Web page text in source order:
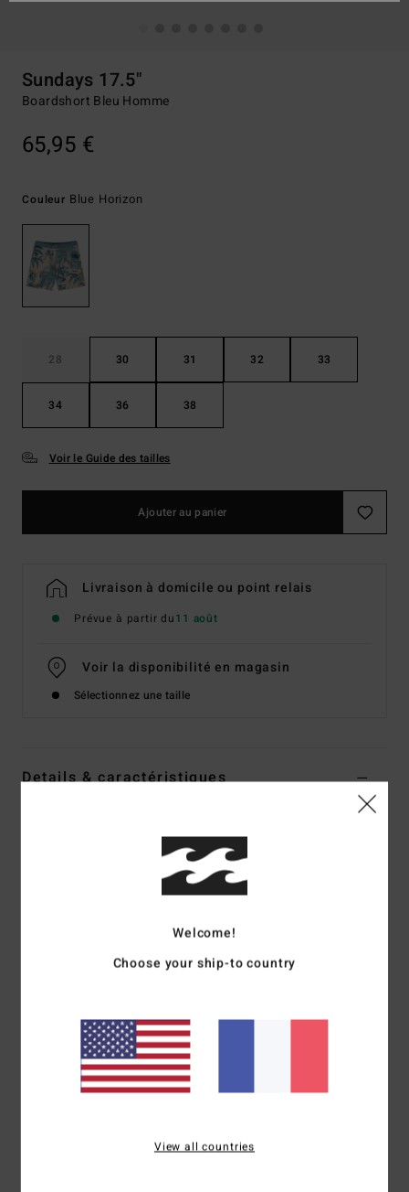
Sundays 17.5"
Boardshort Bleu Homme
65,95 €
Couleur Blue Horizon
28 30 31 32 33
34 36 38
Voir le Guide des tailles
Ajouter au panier
Livraison à domicile ou point relais
Prévue à partir du11 août
Voir la disponibilité en magasin
Sélectionnez une taille
Details & caractéristiques
Code couleur
Impressions par sublimation
Poches à ouverture latérale
Étiquette de marque Billabong tissée
Composition[Matière principale] 72 % polyester recyclé /
20 % coton / 8 % élasthanne
Traçabilité du produit (Loi Agec)
Welcome!
Choose your ship-to country
View all countries